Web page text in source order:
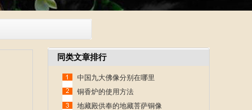
同类文章排行
中国九大佛像分别在哪里
铜香炉的使用方法
地藏殿供奉的地藏菩萨铜像